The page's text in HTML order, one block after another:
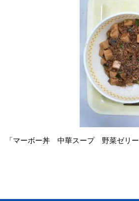
「マーボー丼 中華スープ 野菜ゼリ